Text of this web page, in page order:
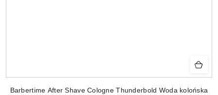
Barbertime After Shave Cologne Thunderbold Woda kolońska